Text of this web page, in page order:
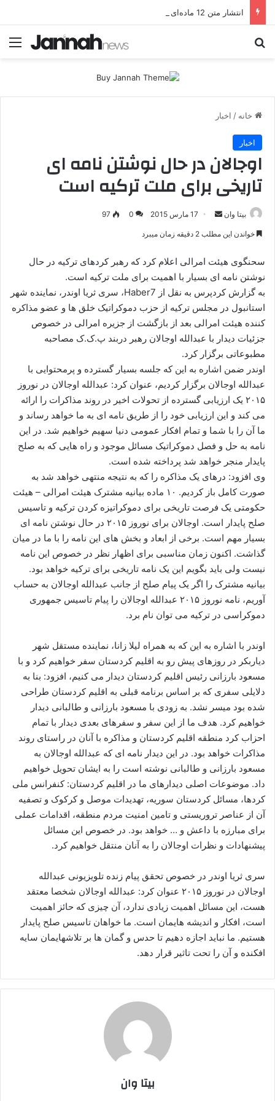
انتشار متن 12 ماده‌ای توافق نهایی بین ترکیه و پ.ک.ک
خانه / اخبار
اخبار
اوجالان در حال نوشتن نامه ای
تاریخی برای ملت ترکیه است
بیتا وان
ر
ل
17 مارس 2015 0
97
خواندن این مطلب 2 دقیقه زمان میبرد
سحنگوی هیئت امرالی اعلام کرد که رهبر کردهای ترکیه در حال
نوشتن نامه ای بسیار با اهمیت برای ملت ترکیه است.
به گزارش کردپرس به نقل از Haber7، سری ثریا اوندر، نماینده شهر
استانبول در مجلس ترکیه از حزب دموکراتیک خلق ها و عضو مذاکره
کننده هیئت امرالی بعد از بازگشت از جزیره امرالی در خصوص
جزئیات دیدار با عبدالله اوجالان رهبر دربند پ.ک.ک مصاحبه
مطبوعاتی برگزار کرد.
اوندر ضمن اشاره به این که جلسه بسیار گسترده و پرمحتوایی با
عبدالله اوجالان برگزار کردیم، عنوان کرد: عبدالله اوجالان در نوروز
۲۰۱۵ یک ارزیابی گسترده از تحولات اخیر در روند مذاکرات را ارائه
می کند و این ارزیابی خود را از طریق نامه ای به ما خواهد رساند و
ما آن را با شما و تمام افکار عمومی دنیا سهیم خواهیم شد. در این
نامه به حل و فصل دموکراتیک مسائل موجود و راه هایی که به صلح
پایدار منجر خواهد شد پرداخته شده است.
وی افزود: درهای یک مذاکره را که به نتیجه منتهی خواهد شد به
صورت کامل باز کردیم. ۱۰ ماده بیانیه مشترک هیئت امرالی – هیئت
حکومتی یک فرصت تاریخی برای دموکراتیزه کردن ترکیه و تاسیس
صلح پایدار است. اوجالان برای نوروز ۲۰۱۵ در حال نوشتن نامه ای
بسیار مهم است. برخی از ابعاد و بخش های این نامه را با ما در میان
گذاشت. اکنون زمان مناسبی برای اظهار نظر در خصوص این نامه
نیست ولی باید بگویم این یک نامه تاریخی برای ترکیه خواهد بود.
بیانیه مشترک را اگر یک پیام صلح از جانب عبدالله اوجالان به حساب
آوریم، نامه نوروز ۲۰۱۵ عبدالله اوجالان را پیام تاسیس جمهوری
دموکراسی در ترکیه می توان نام برد.
اوندر با اشاره به این که به همراه لیلا زانا، نماینده مستقل شهر
دیاربکر در روزهای پیش رو به اقلیم کردستان سفر خواهیم کرد و با
مسعود بارزانی رئیس اقلیم کردستان دیدار می کنیم، افزود: بنا به
دلایلی سفری که بر اساس برنامه قبلی به اقلیم کردستان طراحی
شده بود میسر نشد. به زودی با مسعود بارزانی و طالبانی دیدار
خواهیم کرد. هدف ما از این سفر و سفرهای بعدی دیدار با تمام
احزاب کرد منطقه اقلیم کردستان و مذاکره با آنان در راستای روند
مذاکرات خواهد بود. در این دیدار نامه ای که عبدالله اوجالان به
مسعود بارزانی و طالبانی نوشته است را به ایشان تحویل خواهیم
داد. موضوعات اصلی دیدارهای ما در اقلیم کردستان: کنفرانس ملی
کردها، مسائل کردستان سوریه، تهدیدات موصل و کرکوک و تصفیه
آن از عناصر تروریستی و تامین امنیت مردم منطقه، اقدامات عملی
برای مبارزه با داعش و … خواهد بود. در خصوص این مسائل
پیشنهادات و نظرات اوجالان را به آنان منتقل خواهیم کرد.
سری ثریا اوندر در خصوص تحقق پیام زنده تلویزیونی عبدالله
اوجالان در نوروز ۲۰۱۵ عنوان کرد: عبدالله اوجالان شخصا معتقد
هست، این مسائل اهمیت زیادی ندارد، آن چیزی که حائز اهمیت
است، افکار و اندیشه هایمان است. ما خواهان تاسیس صلح پایدار
هستیم. ما نباید اجازه دهیم تا حدس و گمان ها بر تلاشهایمان سایه
افکنده و آن را تحت تاثیر قرار دهد.
بیتا وان